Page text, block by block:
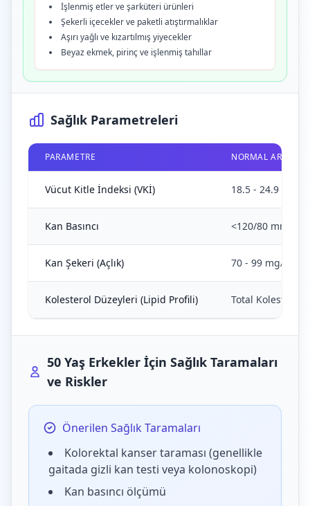
İşlenmiş etler ve şarküteri ürünleri
Şekerli içecekler ve paketli atıştırmalıklar
Aşırı yağlı ve kızartılmış yiyecekler
Beyaz ekmek, pirinç ve işlenmiş tahıllar
Sağlık Parametreleri
PARAMETRE NORMAL ARALIK
Vücut Kitle İndeksi (VKİ) 18.5 - 24.9 kg/m²
Kan Basıncı <120/80 mmHg
Kan Şekeri (Açlık) 70 - 99 mg/dL
Kolesterol Düzeyleri (Lipid Profili) Total Kolesterol
50 Yaş Erkekler İçin Sağlık Taramaları
ve Riskler
Önerilen Sağlık Taramaları
Kolorektal kanser taraması (genellikle
gaitada gizli kan testi veya kolonoskopi)
Kan basıncı ölçümü